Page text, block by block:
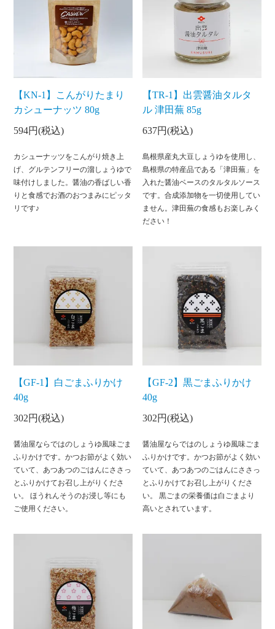
【KN-1】こんがりたまり
カシューナッツ 80g
594円(税込)
カシューナッツをこんがり焼き上
げ、グルテンフリーの溜しょうゆで
味付けしました。醤油の香ばしい香
りと食感でお酒のおつまみにピッタ
リです♪
【TR-1】出雲醤油タルタ
ル 津田蕪 85g
637円(税込)
島根県産丸大豆しょうゆを使用し、
島根県の特産品である「津田蕪」を
入れた醤油ベースのタルタルソース
です。合成添加物を一切使用してい
ません。津田蕪の食感もお楽しみく
ださい！
【GF-1】白ごまふりかけ
40g
302円(税込)
醤油屋ならではのしょうゆ風味ごま
ふりかけです。かつお節がよく効い
ていて、あつあつのごはんにささっ
とふりかけてお召し上がりくださ
い。 ほうれんそうのお浸し等にも
ご使用ください。
【GF-2】黒ごまふりかけ
40g
302円(税込)
醤油屋ならではのしょうゆ風味ごま
ふりかけです。かつお節がよく効い
ていて、あつあつのごはんにささっ
とふりかけてお召し上がりくださ
い。 黒ごまの栄養価は白ごまより
高いとされています。